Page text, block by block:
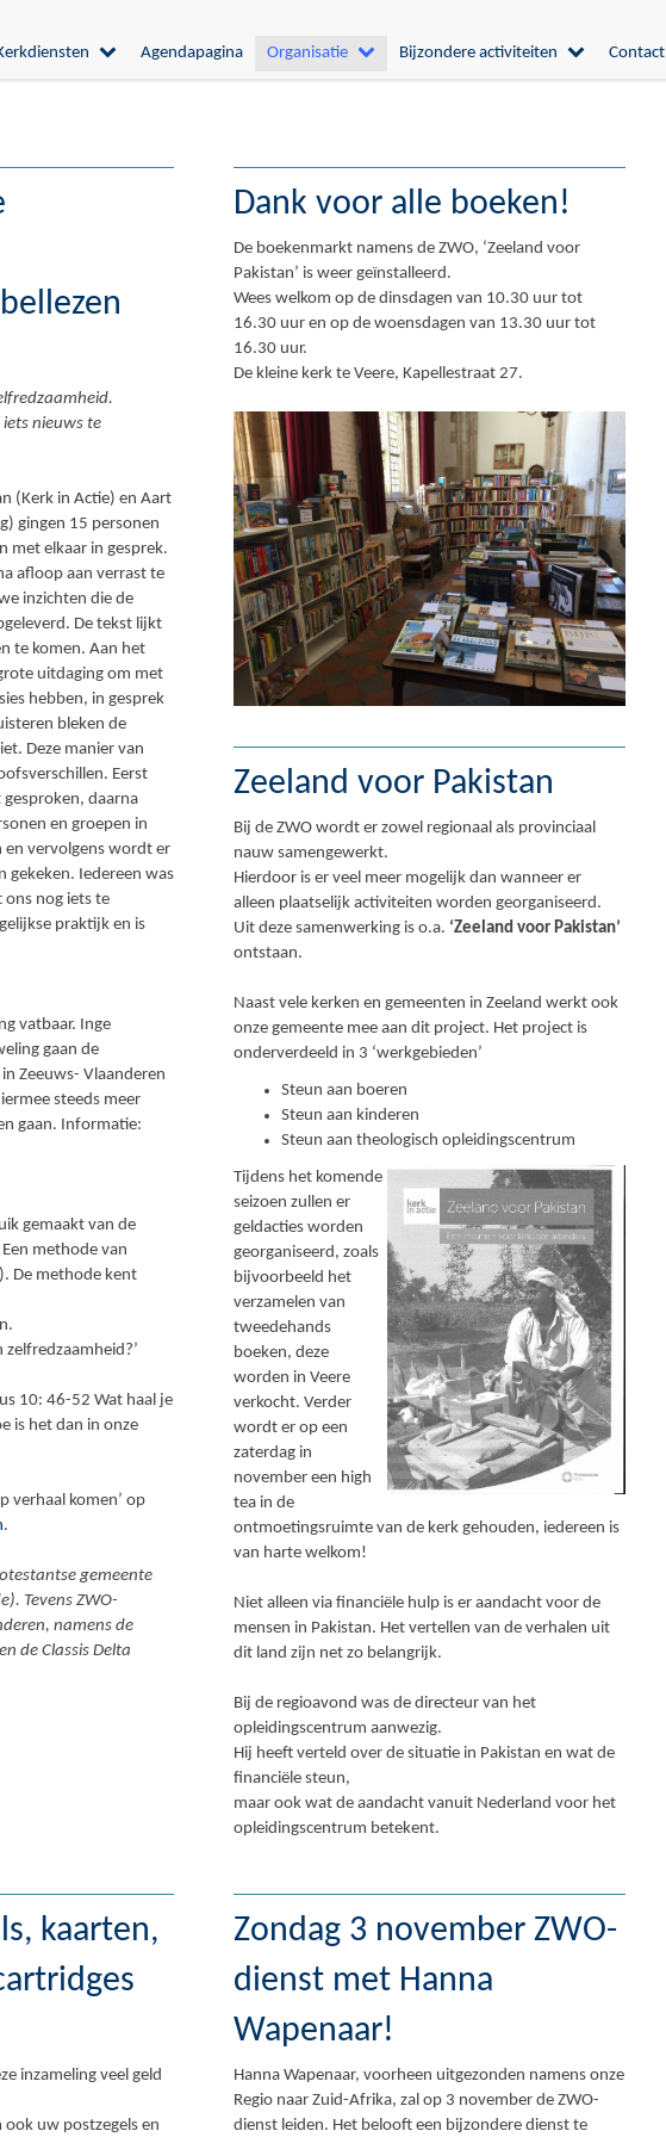
Agendapagina Organisatie Bijzondere activiteiten Contact
nieuws te
(Kerk in Actie) en Aart
gingen 15 personen
met elkaar in gesprek.
afloop aan verrast te
inzichten die de
De tekst lijkt
te komen. Aan het
uitdaging om met
hebben, in gesprek
bleken de
Deze manier van
Eerst
daarna
en groepen in
en vervolgens wordt er
gekeken. Iedereen was
ons nog iets te
praktijk en is
vatbaar. Inge
gaan de
Zeeuws- Vlaanderen
steeds meer
gaan. Informatie:
gemaakt van de
methode van
De methode kent
zelfredzaamheid?’
10: 46-52 Wat haal je
is het dan in onze
verhaal komen’ op
.
gemeente
Tevens ZWO-
namens de
de Classis Delta
Dank voor alle boeken!
De boekenmarkt namens de ZWO, ‘Zeeland voor
Pakistan’ is weer geïnstalleerd.
Wees welkom op de dinsdagen van 10.30 uur tot
16.30 uur en op de woensdagen van 13.30 uur tot
16.30 uur.
De kleine kerk te Veere, Kapellestraat 27.
Zeeland voor Pakistan
Bij de ZWO wordt er zowel regionaal als provinciaal
nauw samengewerkt.
Hierdoor is er veel meer mogelijk dan wanneer er
alleen plaatselijk activiteiten worden georganiseerd.
Uit deze samenwerking is o.a. ‘Zeeland voor Pakistan’
ontstaan.
Naast vele kerken en gemeenten in Zeeland werkt ook
onze gemeente mee aan dit project. Het project is
onderverdeeld in 3 ‘werkgebieden’
Steun aan boeren
Steun aan kinderen
Steun aan theologisch opleidingscentrum
Tijdens het komende
seizoen zullen er
geldacties worden
georganiseerd, zoals
bijvoorbeeld het
verzamelen van
tweedehands
boeken, deze
worden in Veere
verkocht. Verder
wordt er op een
zaterdag in
november een high
tea in de
ontmoetingsruimte van de kerk gehouden, iedereen is
van harte welkom!
Niet alleen via financiële hulp is er aandacht voor de
mensen in Pakistan. Het vertellen van de verhalen uit
dit land zijn net zo belangrijk.
Bij de regioavond was de directeur van het
opleidingscentrum aanwezig.
Hij heeft verteld over de situatie in Pakistan en wat de
financiële steun,
maar ook wat de aandacht vanuit Nederland voor het
opleidingscentrum betekent.
kaarten,
inzameling veel geld
ook uw postzegels en
Zondag 3 november ZWO-
dienst met Hanna
Wapenaar!
Hanna Wapenaar, voorheen uitgezonden namens onze
Regio naar Zuid-Afrika, zal op 3 november de ZWO-
dienst leiden. Het belooft een bijzondere dienst te